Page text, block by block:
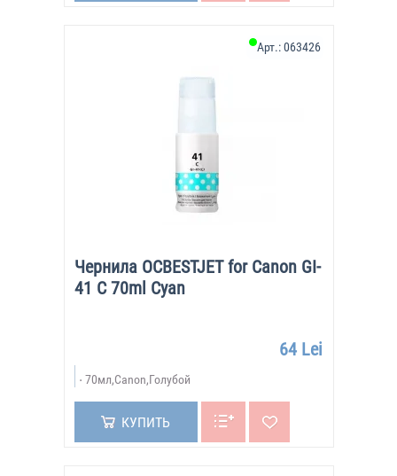
Чернила OCBESTJET for Canon GI-
41 C 70ml Cyan
Арт.:063426
64 Lei
70мл,Canon,Голубой
КУПИТЬ